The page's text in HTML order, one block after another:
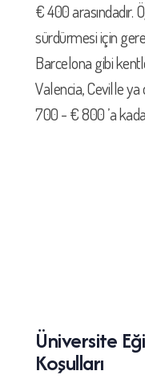
€ 400 arasındadır.
sürdürmesi için
Barcelona gibi
Valencia, Ceville
700 - € 800 ’a
Üniversite
Koşulları